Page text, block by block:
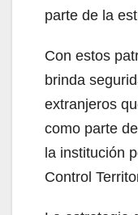
parte de la
Con estos
brinda
extranjeros
como parte
la institución
Control